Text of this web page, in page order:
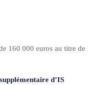
160 000 euros au titre de
d’IS